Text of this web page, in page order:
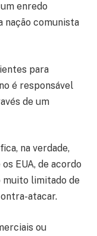
enredo
nação comunista
para
é responsável
de um
na verdade,
EUA, de acordo
limitado de
atacar.
ou